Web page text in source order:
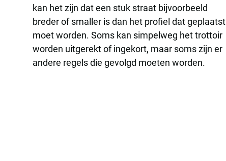
kan het zijn dat een stuk straat bijvoorbeeld
breder of smaller is dan het profiel dat geplaatst
moet worden. Soms kan simpelweg het trottoir
worden uitgerekt of ingekort, maar soms zijn er
andere regels die gevolgd moeten worden.